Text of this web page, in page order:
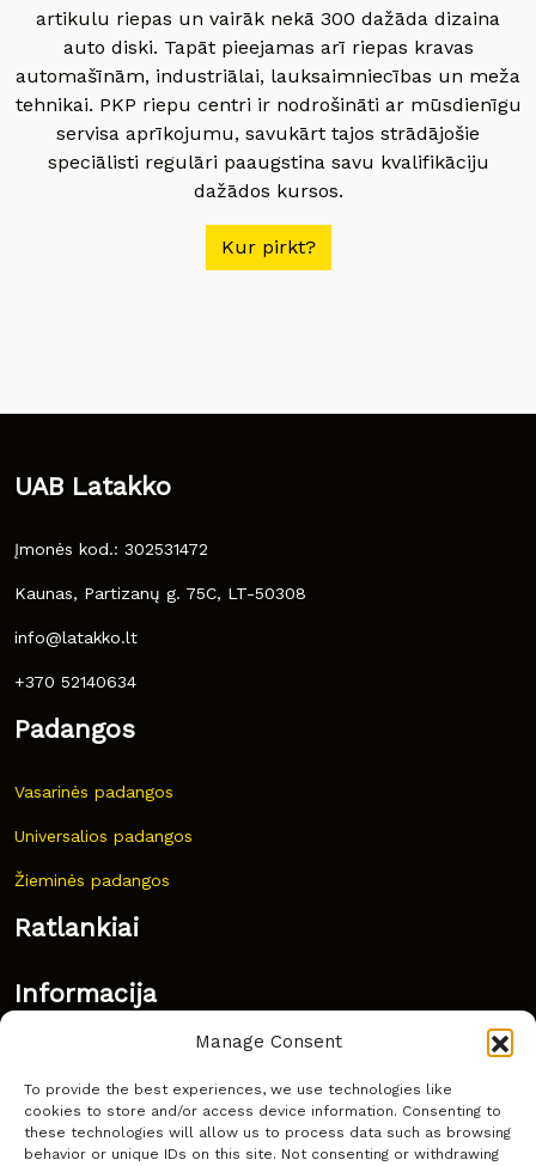
Manage Consent
To provide the best experiences, we use technologies like
cookies to store and/or access device information. Consenting to
these technologies will allow us to process data such as browsing
behavior or unique IDs on this site. Not consenting or withdrawing
artikulu riepas un vairāk nekā 300 dažāda dizaina
auto diski. Tapāt pieejamas arī riepas kravas
automašīnām, industriālai, lauksaimniecības un meža
tehnikai. PKP riepu centri ir nodrošināti ar mūsdienīgu
servisa aprīkojumu, savukārt tajos strādājošie
speciālisti regulāri paaugstina savu kvalifikāciju
dažādos kursos.
Kur pirkt?
UAB Latakko
Įmonės kod.: 302531472
Kaunas, Partizanų g. 75C, LT-50308
info@latakko.lt
+370 52140634
Padangos
Vasarinės padangos
Universalios padangos
Žieminės padangos
Ratlankiai
Informacija
Dažnai užduodami klausimai
Kur nusipirkti?